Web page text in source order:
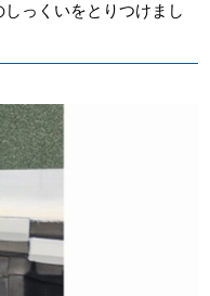
っくいをとりつけまし